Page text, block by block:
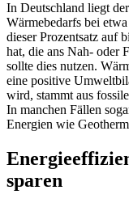
In Deutschland liegt
Wärmebedarfs bei
dieser Prozentsatz auf
hat, die ans Nah- oder
sollte dies nutzen.
eine positive
wird, stammt aus
In manchen Fällen
Energien wie
sparen